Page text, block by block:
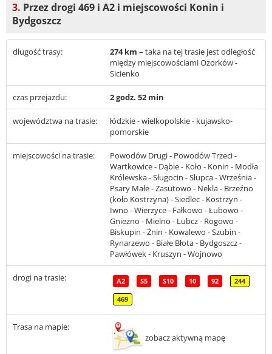
3. Przez drogi 469 i A2 i miejscowości Konin i
Bydgoszcz
długość trasy: 274 km – taka na tej trasie jest odległość
między miejscowościami Ozorków -
Sicienko
czas przejazdu: 2 godz. 52 min
województwa na trasie:
łódzkie - wielkopolskie - kujawsko-
pomorskie
miejscowości na trasie:
Powodów Drugi - Powodów Trzeci -
Wartkowice - Dąbie - Koło - Konin - Modła
Królewska - Sługocin - Słupca - Września -
Psary Małe - Zasutowo - Nekla - Brzeźno
(koło Kostrzyna) - Siedlec - Kostrzyn -
Iwno - Wierzyce - Fałkowo - Łubowo -
Gniezno - Mielno - Lubcz - Rogowo -
Biskupin - Żnin - Kowalewo - Szubin -
Rynarzewo - Białe Błota - Bydgoszcz -
Pawłówek - Kruszyn - Wojnowo
drogi na trasie: A2 S5 S10 10 92 244
469
Trasa na mapie:
zobacz aktywną mapę